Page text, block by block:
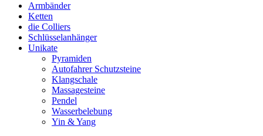
Armbänder
Ketten
die Colliers
Schlüsselanhänger
Unikate
Pyramiden
Autofahrer Schutzsteine
Klangschale
Massagesteine
Pendel
Wasserbelebung
Yin & Yang